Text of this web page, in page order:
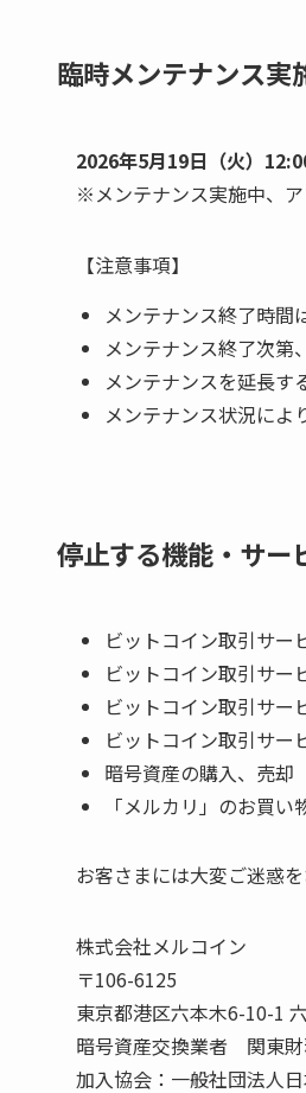
臨時メンテナンス実
2026年5月19日（火）
※メンテナンス実施中、
【注意事項】
メンテナンス終了時間
メンテナンス終了次第
メンテナンスを延長す
メンテナンス状況によ
停止する機能・サー
ビットコイン取引サー
ビットコイン取引サー
ビットコイン取引サー
ビットコイン取引サー
暗号資産の購入、売却
「メルカリ」のお買
お客さまには大変ご迷惑
株式会社メルコイン
〒106-6125
東京都港区六本木6-10-1
暗号資産交換業者 関東
加入協会：一般社団法人